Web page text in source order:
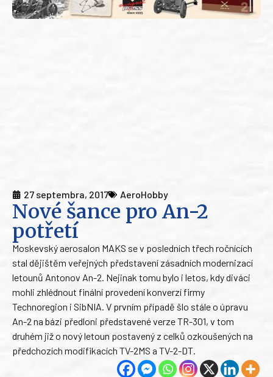
27 septembra, 2017 AeroHobby
Nové šance pro An-2
potřetí
Moskevský aerosalon MAKS se v posledních třech ročnících
stal dějištěm veřejných představení zásadních modernizací
letounů Antonov An-2. Nejinak tomu bylo i letos, kdy diváci
mohli zhlédnout finální provedení konverzí firmy
Technoregion i SibNIA. V prvním případě šlo stále o úpravu
An-2 na bázi předloni představené verze TR-301, v tom
druhém již o nový letoun postavený z celků ozkoušených na
předchozích modifikacích TV-2MS a TV-2-DT.